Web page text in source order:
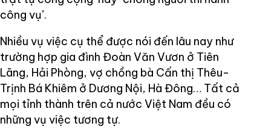
công vụ’.
Nhiều vụ việc cụ thể được nói đến lâu nay như
trường hợp gia đình Đoàn Văn Vươn ở Tiên
Lãng, Hải Phòng, vợ chồng bà Cấn thị Thêu-
Trịnh Bá Khiêm ở Dương Nội, Hà Đông… Tất cả
mọi tỉnh thành trên cả nước Việt Nam đều có
những vụ việc tương tự.